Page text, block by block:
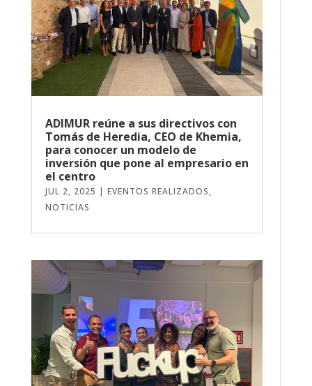
ADIMUR reúne a sus directivos con
Tomás de Heredia, CEO de Khemia,
para conocer un modelo de
inversión que pone al empresario en
el centro
JUL 2, 2025 | EVENTOS REALIZADOS,
NOTICIAS